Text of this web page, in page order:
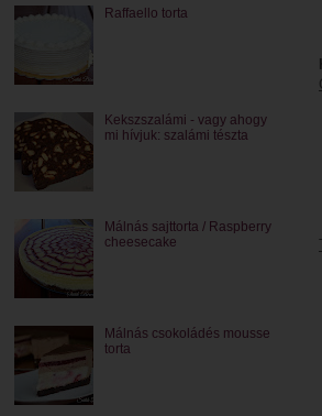
Raffaello torta
Kekszszalámi - vagy ahogy
mi hívjuk: szalámi tészta
Málnás sajttorta / Raspberry
cheesecake
Málnás csokoládés mousse
torta